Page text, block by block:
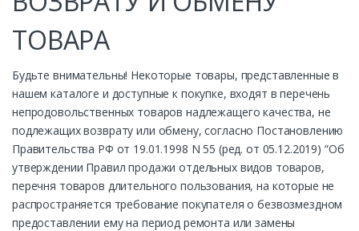
ТОВАРА
Будьте внимательны! Некоторые товары, представленные в
нашем каталоге и доступные к покупке, входят в перечень
непродовольственных товаров надлежащего качества, не
подлежащих возврату или обмену, согласно Постановлению
Правительства РФ от 19.01.1998 N 55 (ред. от 05.12.2019) “Об
утверждении Правил продажи отдельных видов товаров,
перечня товаров длительного пользования, на которые не
распространяется требование покупателя о безвозмездном
предоставлении ему на период ремонта или замены